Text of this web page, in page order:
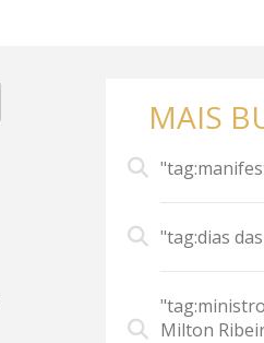
MAIS
"tag:dias
Milton